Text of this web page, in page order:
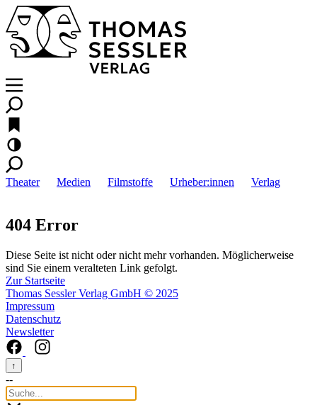
Theater Medien Filmstoffe Urheber:innen Verlag
404 Error
Diese Seite ist nicht oder nicht mehr vorhanden. Möglicherweise
sind Sie einem veralteten Link gefolgt.
Zur Startseite
Thomas Sessler Verlag GmbH © 2025
Impressum
Datenschutz
Newsletter
↑
--